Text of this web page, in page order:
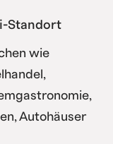
Standort
wie
Autohäuser